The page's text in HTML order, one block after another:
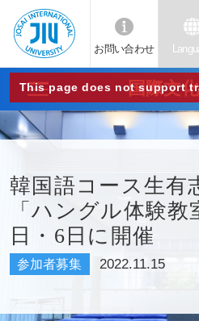
JIU
城西
国際
大学
お問い合わせ
This page does not support
国際文
韓国語コース生有
「ハングル体験教
日・6日に開催
参加者募集 2022.11.15